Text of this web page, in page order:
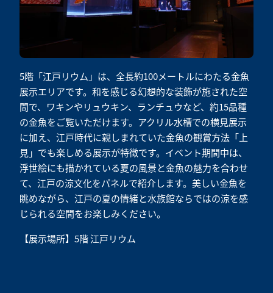
5階「江戸リウム」は、全長約100メートルにわたる金魚
展示エリアです。和を感じる幻想的な装飾が施された空
間で、ワキンやリュウキン、ランチュウなど、約15品種
の金魚をご覧いただけます。アクリル水槽での横見展示
に加え、江戸時代に親しまれていた金魚の観賞方法「上
見」でも楽しめる展示が特徴です。イベント期間中は、
浮世絵にも描かれている夏の風景と金魚の魅力を合わせ
て、江戸の涼文化をパネルで紹介します。美しい金魚を
眺めながら、江戸の夏の情緒と水族館ならではの涼を感
じられる空間をお楽しみください。
【展示場所】5階 江戸リウム